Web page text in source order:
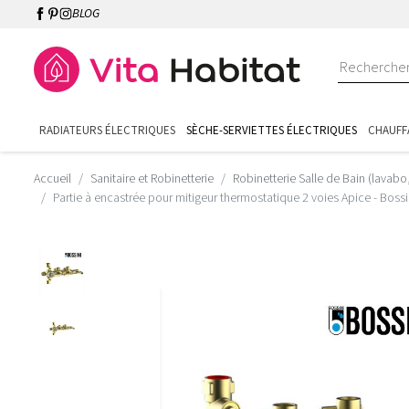
BLOG
RADIATEURS ÉLECTRIQUES SÈCHE-SERVIETTES ÉLECTRIQUES
Accueil Sanitaire et Robinetterie Robinetterie Salle de Bain
Partie à encastrée pour mitigeur thermostatique 2 voies Apice -